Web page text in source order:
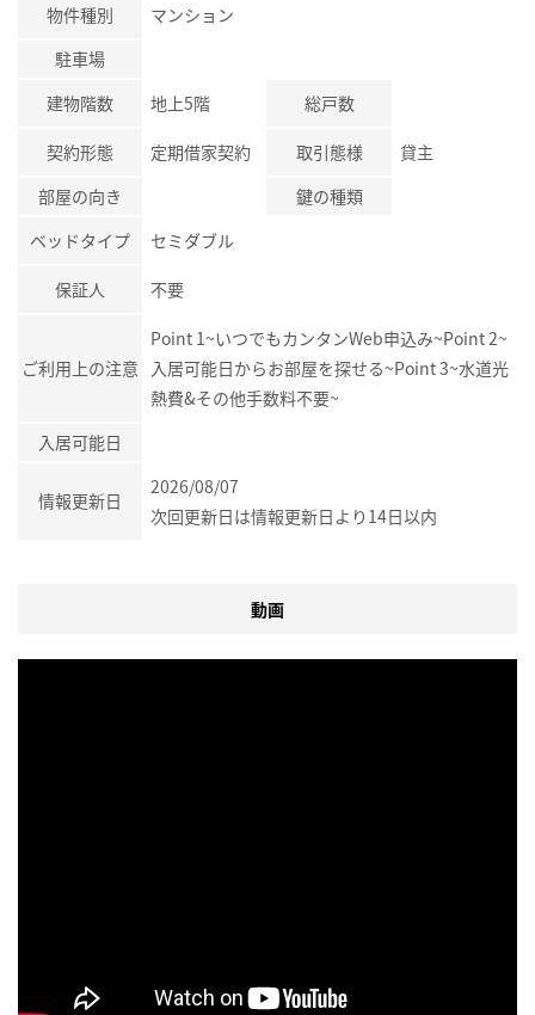
物件種別
マンション
駐車場
建物階数
地上5階 総戸数
契約形態 定期借家契約 取引態様
貸主
部屋の向き
鍵の種類
ベッドタイプ
セミダブル
保証人 不要
ご利用上の注意
Point 1~いつでもカンタンWeb申込み~Point 2~
入居可能日からお部屋を探せる~Point 3~水道光
熱費&その他手数料不要~
入居可能日
情報更新日
2026/08/07
次回更新日は情報更新日より14日以内
動画